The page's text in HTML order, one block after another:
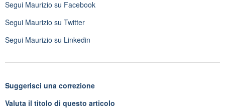
Segui Maurizio su Facebook
Segui Maurizio su Twitter
Segui Maurizio su Linkedin
Suggerisci una correzione
Valuta il titolo di questo articolo